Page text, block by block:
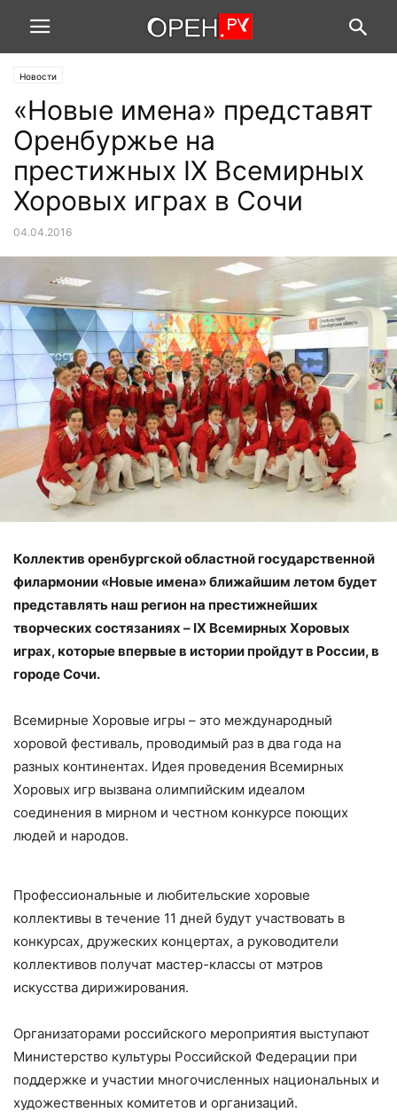
Новости
«Новые имена» представят
Оренбуржье на
престижных IX Всемирных
Хоровых играх в Сочи
04.04.2016
Коллектив оренбургской областной государственной
филармонии «Новые имена» ближайшим летом будет
представлять наш регион на престижнейших
творческих состязаниях – IX Всемирных Хоровых
играх, которые впервые в истории пройдут в России, в
городе Сочи.
Всемирные Хоровые игры – это международный
хоровой фестиваль, проводимый раз в два года на
разных континентах. Идея проведения Всемирных
Хоровых игр вызвана олимпийским идеалом
соединения в мирном и честном конкурсе поющих
людей и народов.
Профессиональные и любительские хоровые
коллективы в течение 11 дней будут участвовать в
конкурсах, дружеских концертах, а руководители
коллективов получат мастер-классы от мэтров
искусства дирижирования.
Организаторами российского мероприятия выступают
Министерство культуры Российской Федерации при
поддержке и участии многочисленных национальных и
художественных комитетов и организаций.